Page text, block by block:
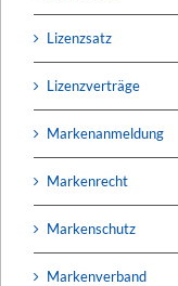
Lizenzsatz
Lizenzverträge
Markenanmeldung
Markenrecht
Markenschutz
Markenverband